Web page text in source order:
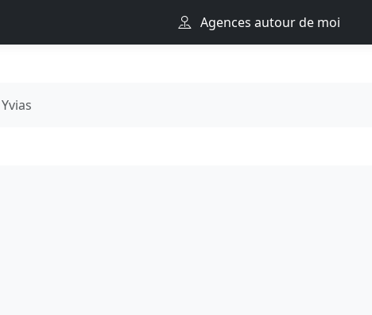
Agences autour de moi
Yvias